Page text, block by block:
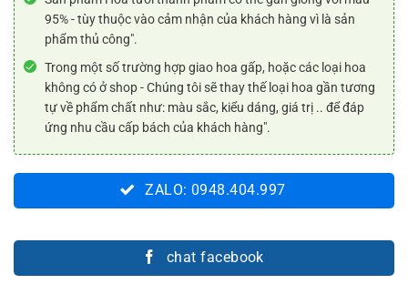
95% - tùy thuộc vào cảm nhận của khách hàng vì là sản
phẩm thủ công".
Trong một số trường hợp giao hoa gấp, hoặc các loại hoa
không có ở shop - Chúng tôi sẽ thay thế loại hoa gần tương
tự về phẩm chất như: màu sắc, kiểu dáng, giá trị .. để đáp
ứng nhu cầu cấp bách của khách hàng".
ZALO: 0948.404.997
chat facebook